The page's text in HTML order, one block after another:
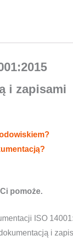
i zapisami
pomoże.
ISO
i